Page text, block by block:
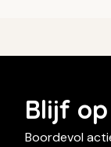
Blijf
Boordevol